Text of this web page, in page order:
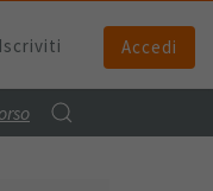
Iscriviti Accedi